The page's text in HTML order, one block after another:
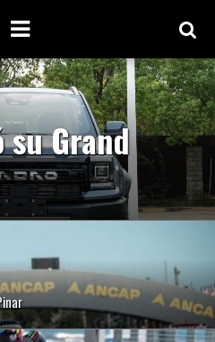
su Grand